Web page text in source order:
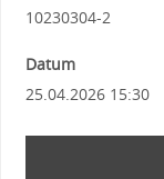
10230304-2
Datum
25.04.2026 15:30